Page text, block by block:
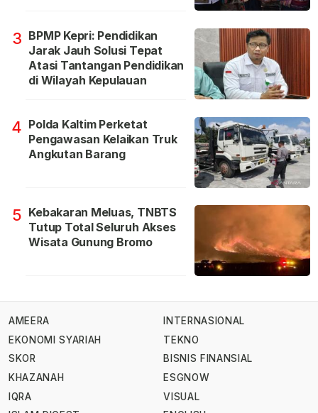
3 BPMP Kepri: Pendidikan
Jarak Jauh Solusi Tepat
Atasi Tantangan Pendidikan
di Wilayah Kepulauan
4 Polda Kaltim Perketat
Pengawasan Kelaikan Truk
Angkutan Barang
5 Kebakaran Meluas, TNBTS
Tutup Total Seluruh Akses
Wisata Gunung Bromo
AMEERA
EKONOMI SYARIAH
SKOR
KHAZANAH
IQRA
INTERNASIONAL
TEKNO
BISNIS FINANSIAL
ESGNOW
VISUAL